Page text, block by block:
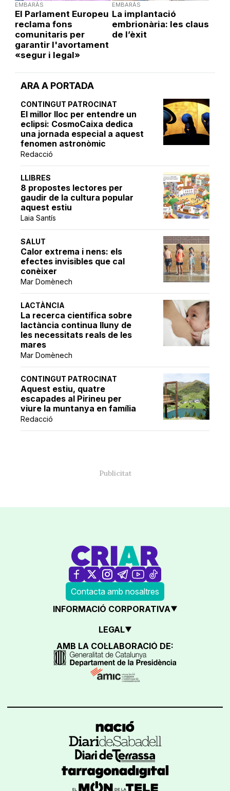
ARA A PORTADA
CONTINGUT PATROCINAT
El millor lloc per entendre un
eclipsi: CosmoCaixa dedica
una jornada especial a aquest
fenomen astronòmic
Redacció
LLIBRES
8 propostes lectores per
gaudir de la cultura popular
aquest estiu
Laia Santís
SALUT
Calor extrema i nens: els
efectes invisibles que cal
conèixer
Mar Domènech
LACTÀNCIA
La recerca científica sobre
lactància continua lluny de
les necessitats reals de les
mares
Mar Domènech
CONTINGUT PATROCINAT
Aquest estiu, quatre
escapades al Pirineu per
viure la muntanya en família
Redacció
EMBARÀS
El Parlament Europeu
reclama fons
comunitaris per
garantir l'avortament
«segur i legal»
EMBARÀS
La implantació
embrionària: les claus
de l’èxit
Contacta amb nosaltres
INFORMACIÓ CORPORATIVA
LEGAL
AMB LA COL·LABORACIÓ DE: